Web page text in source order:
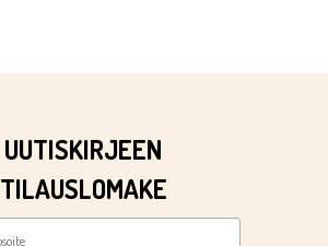
UUTISKIRJEEN
TILAUSLOMAKE